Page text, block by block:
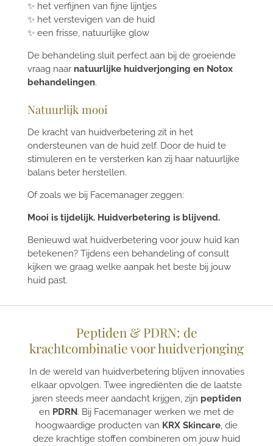
✨ het verfijnen van fijne lijntjes
✨ het verstevigen van de huid
✨ een frisse, natuurlijke glow
De behandeling sluit perfect aan bij de groeiende
vraag naar natuurlijke huidverjonging en Notox
behandelingen.
Natuurlijk mooi
De kracht van huidverbetering zit in het
ondersteunen van de huid zelf. Door de huid te
stimuleren en te versterken kan zij haar natuurlijke
balans beter herstellen.
Of zoals we bij Facemanager zeggen:
Mooi is tijdelijk. Huidverbetering is blijvend.
Benieuwd wat huidverbetering voor jouw huid kan
betekenen? Tijdens een behandeling of consult
kijken we graag welke aanpak het beste bij jouw
huid past.
Peptiden & PDRN: de
krachtcombinatie voor huidverjonging
In de wereld van huidverbetering blijven innovaties
elkaar opvolgen. Twee ingrediënten die de laatste
jaren steeds meer aandacht krijgen, zijn peptiden
en PDRN. Bij Facemanager werken we met de
hoogwaardige producten van KRX Skincare, die
deze krachtige stoffen combineren om jouw huid